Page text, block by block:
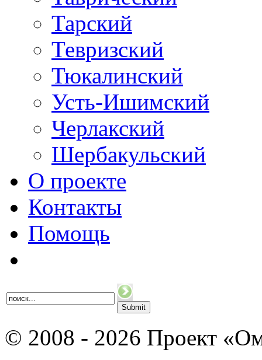
Тарский
Тевризский
Тюкалинский
Усть-Ишимский
Черлакский
Шербакульский
О проекте
Контакты
Помощь
© 2008 - 2026 Проект